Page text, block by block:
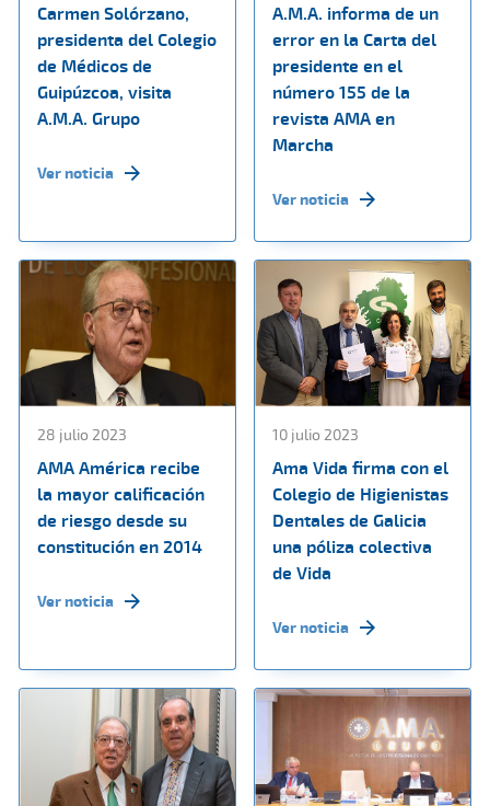
Carmen Solórzano,
presidenta del Colegio
de Médicos de
Guipúzcoa, visita
A.M.A. Grupo
Ver noticia
A.M.A. informa de un
error en la Carta del
presidente en el
número 155 de la
revista AMA en
Marcha
Ver noticia
28 julio 2023
AMA América recibe
la mayor calificación
de riesgo desde su
constitución en 2014
Ver noticia
10 julio 2023
Ama Vida firma con el
Colegio de Higienistas
Dentales de Galicia
una póliza colectiva
de Vida
Ver noticia